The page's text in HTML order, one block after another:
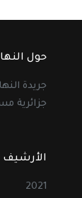
حول
جريدة
جزائرية
الأرشيف
2021